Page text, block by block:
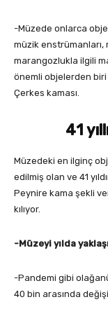
-Müzede onlarca
müzik
marangozlukla ilgili
önemli objelerden biri
Çerkes kaması.
41
Müzedeki en ilginç
edilmiş olan ve 41
Peynire kama şekli
kılıyor.
-Müzeyi yılda
-Pandemi gibi
40 bin arasında